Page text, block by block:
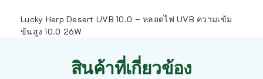
Lucky Herp Desert UVB 10.0 – หลอดไฟ UVB ความเข้ม
ข้นสูง 10.0 26W
สินค้าที่เกี่ยวข้อง